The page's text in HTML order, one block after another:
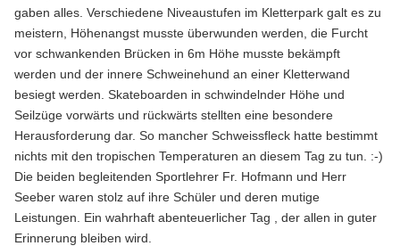
gaben alles. Verschiedene Niveaustufen im Kletterpark galt es zu
meistern, Höhenangst musste überwunden werden, die Furcht
vor schwankenden Brücken in 6m Höhe musste bekämpft
werden und der innere Schweinehund an einer Kletterwand
besiegt werden. Skateboarden in schwindelnder Höhe und
Seilzüge vorwärts und rückwärts stellten eine besondere
Herausforderung dar. So mancher Schweissfleck hatte bestimmt
nichts mit den tropischen Temperaturen an diesem Tag zu tun. :-)
Die beiden begleitenden Sportlehrer Fr. Hofmann und Herr
Seeber waren stolz auf ihre Schüler und deren mutige
Leistungen. Ein wahrhaft abenteuerlicher Tag , der allen in guter
Erinnerung bleiben wird.